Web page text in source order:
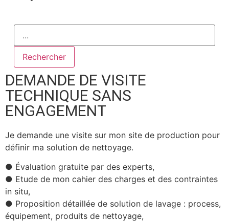
Rechercher
DEMANDE DE VISITE
TECHNIQUE SANS
ENGAGEMENT
Je demande une visite sur mon site de production pour
définir ma solution de nettoyage.
● Évaluation gratuite par des experts,
● Etude de mon cahier des charges et des contraintes
in situ,
● Proposition détaillée de solution de lavage : process,
équipement, produits de nettoyage,